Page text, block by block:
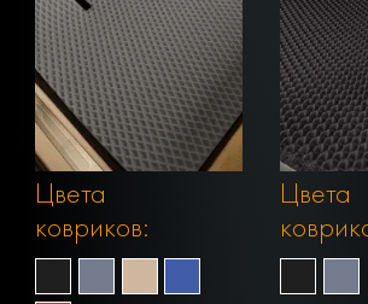
Цвета
ковриков:
Цвета